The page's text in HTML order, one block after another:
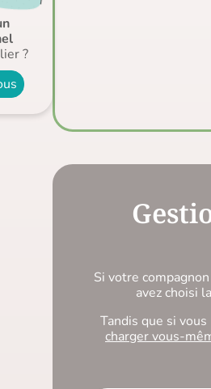
Si votre
avez choisi
Tandis que si
charger vous-
?